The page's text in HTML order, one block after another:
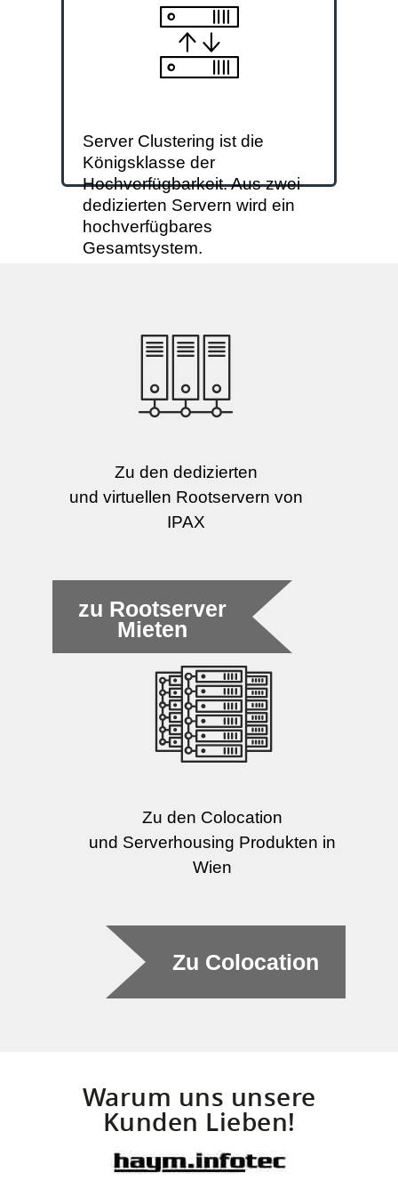
Server Clustering ist die
Königsklasse der
Hochverfügbarkeit. Aus zwei
dedizierten Servern wird ein
hochverfügbares
Gesamtsystem.
Clustersystem aus zwei
PROFESSIONAL line oder
BUSINESS line Servern
zusammen. Wir betreiben,
Weiter zu Server Clustering
Zu den dedizierten
und virtuellen Rootservern von
IPAX
zu Rootserver
Mieten
Zu den Colocation
und Serverhousing Produkten in
Wien
Zu Colocation
Warum uns unsere
Kunden Lieben!